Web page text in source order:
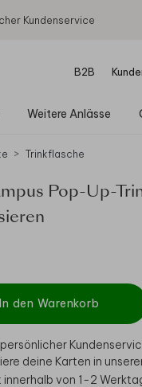
Kundenservice
B2B
Weitere Anlässe
Trinkflasche
Pop-Up-
In den Warenkorb
deine Karten in
von 1-2